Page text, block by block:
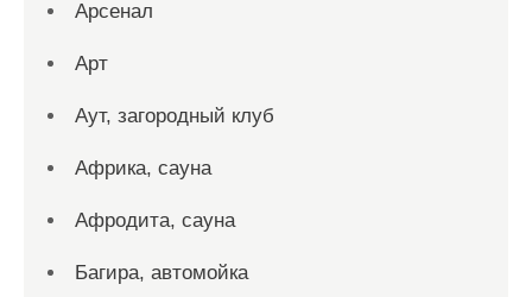
Арсенал
Арт
Аут, загородный клуб
Африка, сауна
Афродита, сауна
Багира, автомойка